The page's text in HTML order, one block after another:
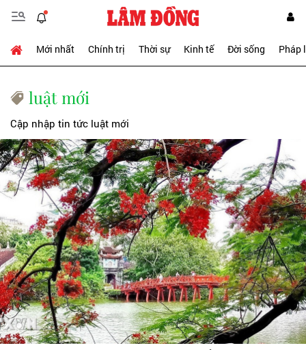
Mới nhất Chính trị Thời sự Kinh tế Đời sống Pháp
luật mới
Cập nhập tin tức luật mới